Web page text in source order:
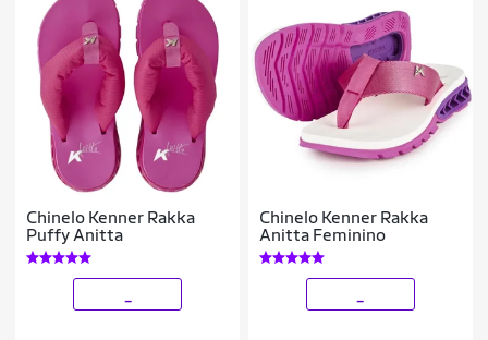
Chinelo Kenner Rakka
Puffy Anitta
Chinelo Kenner Rakka
Anitta Feminino